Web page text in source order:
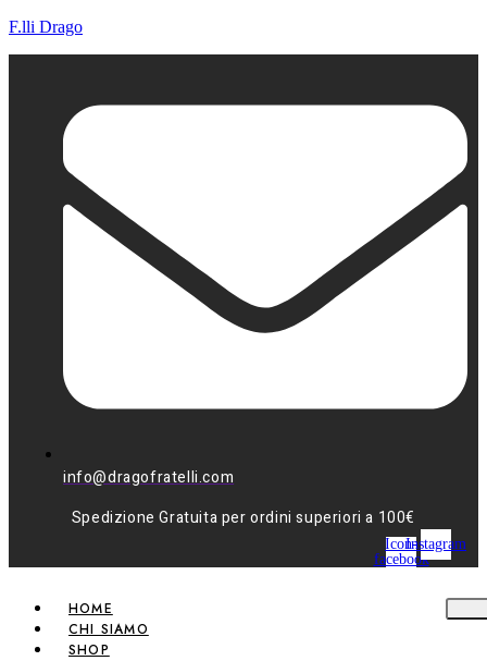
F.lli Drago
info@dragofratelli.com
Spedizione Gratuita per ordini superiori a 100€
Icon-
facebook
Instagram
HOME
CHI SIAMO
SHOP